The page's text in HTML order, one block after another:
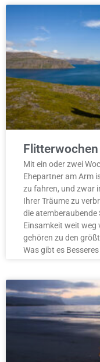
Mit ein oder zwei
Ehepartner am Arm
zu fahren, und zwar
Ihrer Träume zu
die atemberaubende
Einsamkeit weit weg
gehören zu den
Was gibt es Besseres